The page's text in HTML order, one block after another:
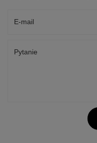
E-mail
Pytanie